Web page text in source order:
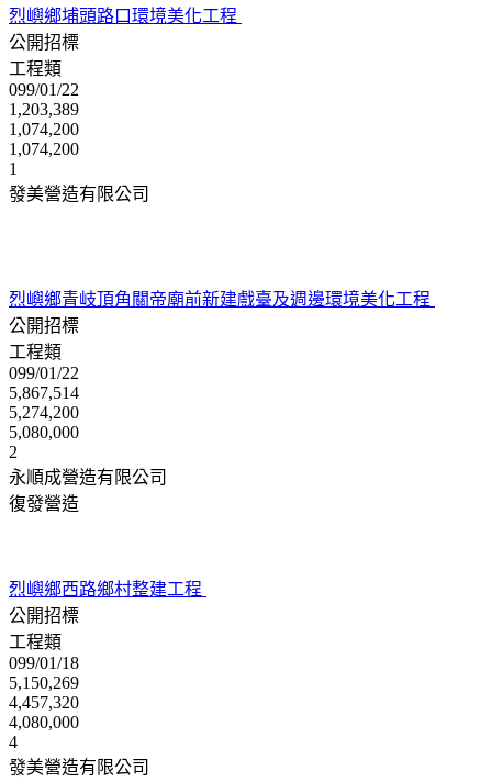
烈嶼鄉埔頭路口環境美化工程
公開招標
工程類
099/01/22
1,203,389
1,074,200
1,074,200
1
發美營造有限公司
烈嶼鄉青岐頂角關帝廟前新建戲臺及週邊環境美化工程
公開招標
工程類
099/01/22
5,867,514
5,274,200
5,080,000
2
永順成營造有限公司
復發營造
烈嶼鄉西路鄉村整建工程
公開招標
工程類
099/01/18
5,150,269
4,457,320
4,080,000
4
發美營造有限公司